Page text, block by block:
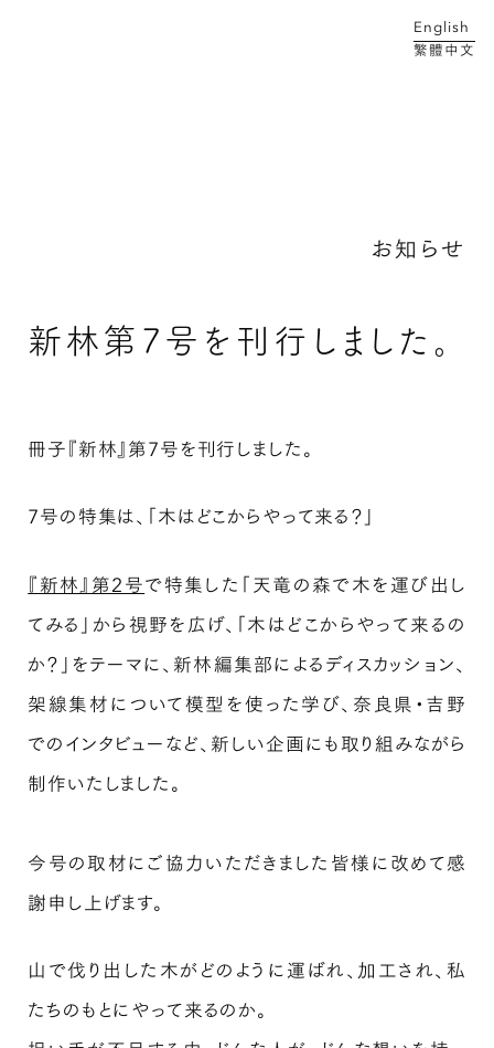
English
繁體中文
お知らせ
新林第7号を刊行しました。
冊子『新林』第7号を刊行しました。
7号の特集は、「木はどこからやって来る？」
『新林』第2号で特集した「天竜の森で木を運び出し
てみる」から視野を広げ、「木はどこからやって来るの
か？」をテーマに、新林編集部によるディスカッション、
架線集材について模型を使った学び、奈良県・吉野
でのインタビューなど、新しい企画にも取り組みながら
制作いたしました。
今号の取材にご協力いただきました皆様に改めて感
謝申し上げます。
山で伐り出した木がどのように運ばれ、加工され、私
たちのもとにやって来るのか。